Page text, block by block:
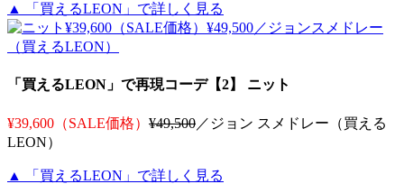
▲ 「買えるLEON」で詳しく見る
「買えるLEON」で再現コーデ【2】 ニット
¥39,600（SALE価格） ¥49,500／ジョン スメドレー（買える
LEON）
▲ 「買えるLEON」で詳しく見る